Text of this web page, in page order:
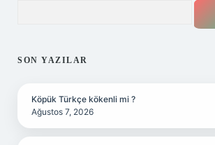
SON YAZILAR
Köpük Türkçe kökenli mi ?
Ağustos 7, 2026